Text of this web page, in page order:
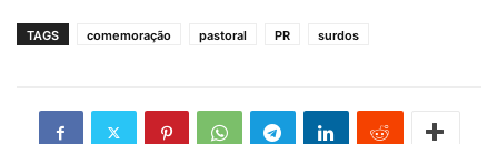
TAGS comemoração pastoral PR surdos